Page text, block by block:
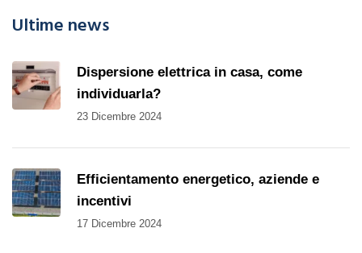
Ultime news
Dispersione elettrica in casa, come
individuarla?
23 Dicembre 2024
Efficientamento energetico, aziende e
incentivi
17 Dicembre 2024